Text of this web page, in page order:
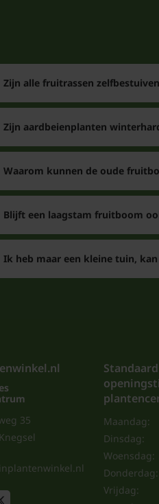
Zijn alle fruitrassen
Zijn aardbeienplanten
Waarom kunnen de oude
Blijft een laagstam fruitboom
Ik heb maar een kleine tuin,
35
Standaard
Maandag:
Dinsdag:
Woensdag:
Donderdag:
Vrijdag: